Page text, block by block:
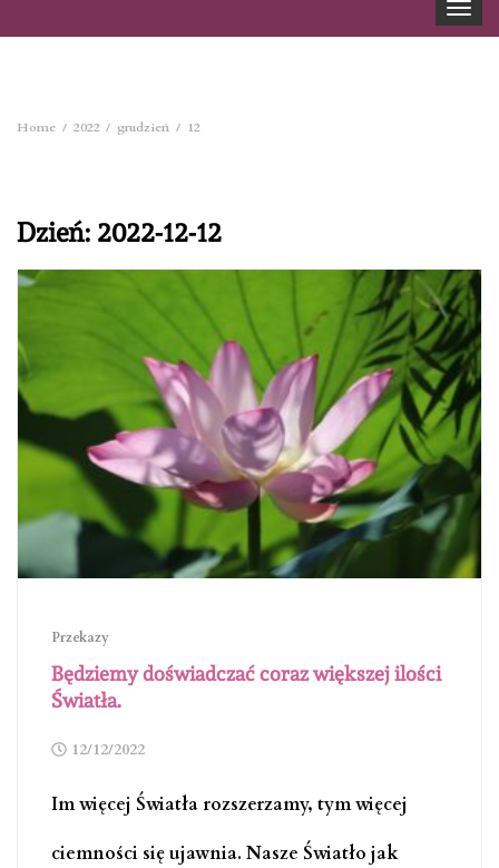
Toggle
Home 2022 grudzień 12
Dzień: 2022-12-12
Przekazy
Będziemy doświadczać coraz większej ilości
Światła.
12/12/2022
Im więcej Światła rozszerzamy, tym więcej
ciemności się ujawnia. Nasze Światło jak